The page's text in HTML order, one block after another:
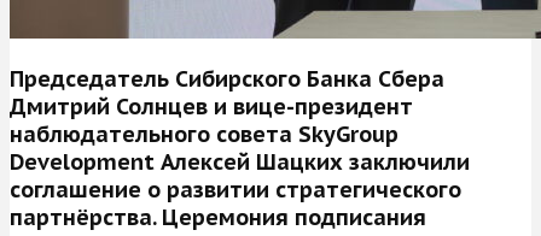
Председатель Сибирского Банка Сбера
Дмитрий Солнцев и вице-президент
наблюдательного совета SkyGroup
Development Алексей Шацких заключили
соглашение о развитии стратегического
партнёрства. Церемония подписания